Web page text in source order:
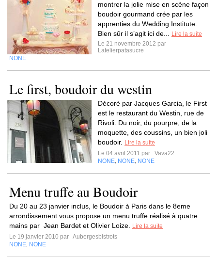
montrer la jolie mise en scène façon
boudoir gourmand crée par les
apprenties du Wedding Institute.
Bien sûr il s’agit ici de...
Lire la suite
Le 21 novembre 2012 par
Latelierpatasucre
NONE
Le first, boudoir du westin
Décoré par Jacques Garcia, le First
est le restaurant du Westin, rue de
Rivoli. Du noir, du pourpre, de la
moquette, des coussins, un bien joli
boudoir.
Lire la suite
Le 04 avril 2011 par
Vava22
NONE NONE NONE
Menu truffe au Boudoir
Du 20 au 23 janvier inclus, le Boudoir à Paris dans le 8eme
arrondissement vous propose un menu truffe réalisé à quatre
mains par Jean Bardet et Olivier Loize.
Lire la suite
Le 19 janvier 2010 par Aubergesbistrots
NONE NONE